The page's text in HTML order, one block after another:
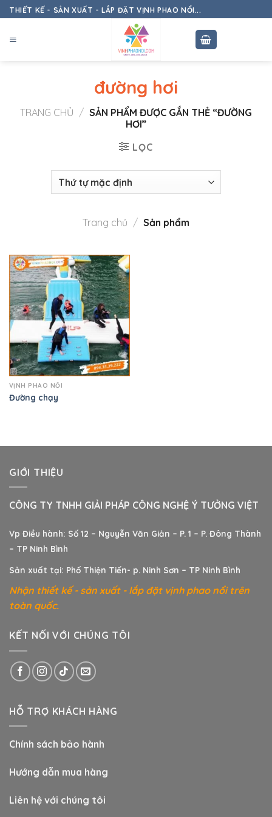
Skip
to
content
THIẾT KẾ - SẢN XUẤT - LẮP ĐẶT VỊNH PHAO NỔI...
đường hơi
TRANG CHỦ / SẢN PHẨM ĐƯỢC GẮN THẺ “ĐƯỜNG
HƠI”
LỌC
Trang chủ / Sản phẩm
VỊNH PHAO NỔI
Đường chạy
GIỚI THIỆU
CÔNG TY TNHH GIẢI PHÁP CÔNG NGHỆ Ý TƯỞNG VIỆT
Vp Điều hành: Số 12 – Nguyễn Văn Giản – P. 1 – P. Đông Thành
– TP Ninh Bình
Sản xuất tại: Phố Thiện Tiến- p. Ninh Sơn – TP Ninh Bình
Nhận thiết kế - sản xuất - lắp đặt vịnh phao nổi trên
toàn quốc.
KẾT NỐI VỚI CHÚNG TÔI
HỖ TRỢ KHÁCH HÀNG
Chính sách bảo hành
Hướng dẫn mua hàng
Liên hệ với chúng tôi